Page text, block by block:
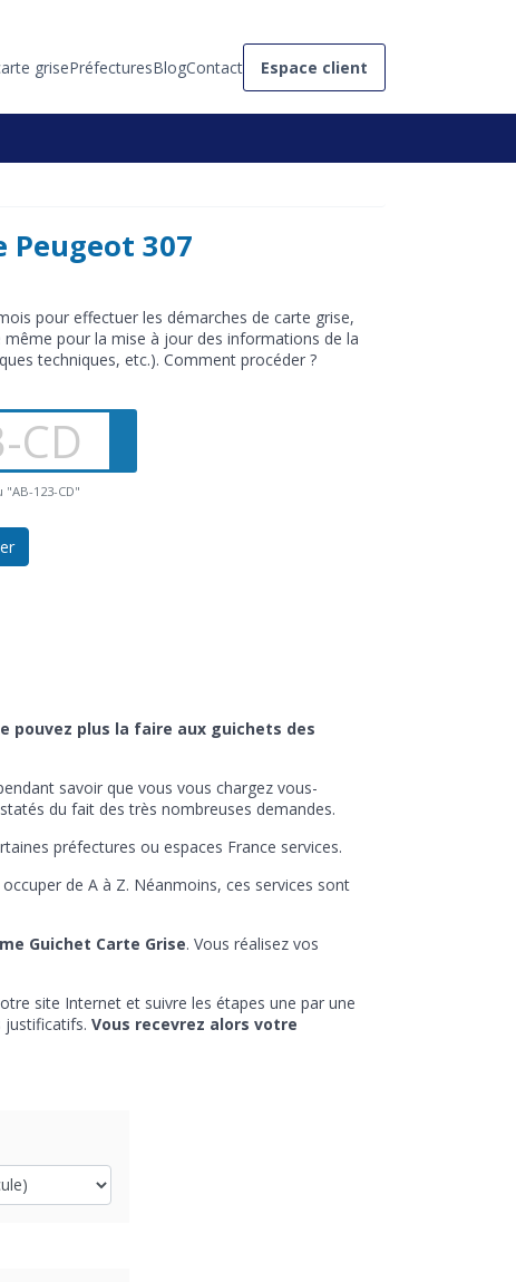
grisePréfecturesBlogContact Espace client
307
pour effectuer les démarches de carte grise,
pour la mise à jour des informations de la
techniques, etc.). Comment procéder ?
"AB-123-CD"
pouvez plus la faire aux guichets des
savoir que vous vous chargez vous-
du fait des très nombreuses demandes.
préfectures ou espaces France services.
de A à Z. Néanmoins, ces services sont
Guichet Carte Grise. Vous réalisez vos
site Internet et suivre les étapes une par une
justificatifs. Vous recevrez alors votre